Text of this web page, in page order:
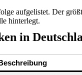
aufgelistet. Der
hinterlegt.
in